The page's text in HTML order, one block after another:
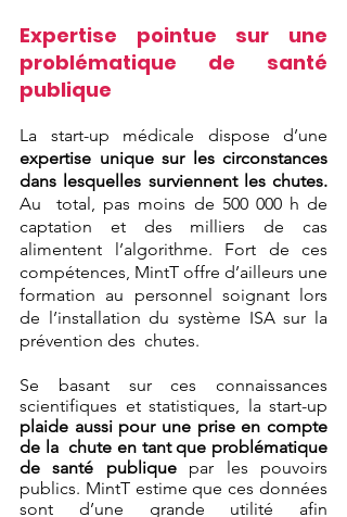
Expertise pointue sur une
problématique de santé
publique
expertise unique sur les circonstances
Au  total, pas moins de 500 000 h de
captation et des milliers de cas
alimentent l’algorithme. Fort de ces
compétences, MintT offre d’ailleurs une
formation au personnel soignant lors
de l’installation du système ISA sur la
prévention des  chutes.
Se basant sur ces connaissances
plaide aussi pour une prise en compte
de la  chute en tant que problématique
de santé publique par les pouvoirs
publics. MintT estime que ces données
sont d’une grande utilité afin